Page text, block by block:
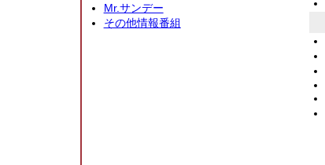
Mr.サンデー
その他情報番組